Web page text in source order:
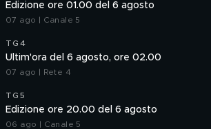
Edizione ore 01.00 del 6 agosto
07 ago | Canale 5
TG4
Ultim'ora del 6 agosto, ore 02.00
07 ago | Rete 4
TG5
Edizione ore 20.00 del 6 agosto
06 ago | Canale 5